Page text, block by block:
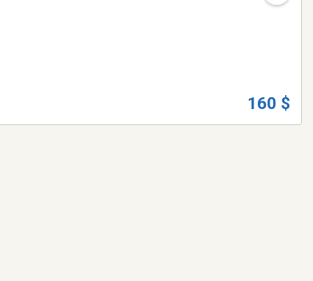
160 $